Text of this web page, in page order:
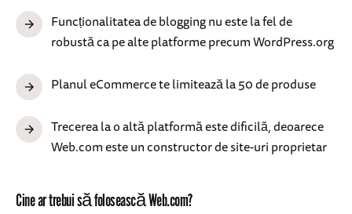
Funcționalitatea de blogging nu este la fel de
robustă ca pe alte platforme precum WordPress.org
Planul eCommerce te limitează la 50 de produse
Trecerea la o altă platformă este dificilă, deoarece
Web.com este un constructor de site-uri proprietar
Cine ar trebui să folosească Web.com?